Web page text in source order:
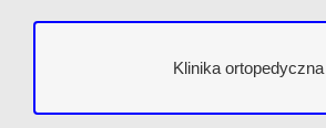
Klinika ortopedyczna
Klinika ortopedyczna